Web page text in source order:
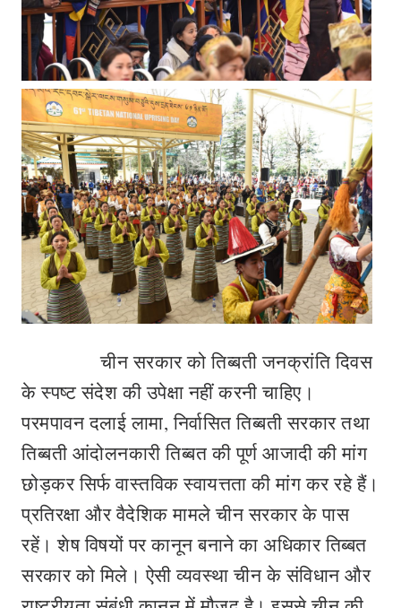
चीन सरकार को तिब्बती जनक्रांति दिवस
के स्पष्ट संदेश की उपेक्षा नहीं करनी चाहिए।
परमपावन दलाई लामा, निर्वासित तिब्बती सरकार तथा
तिब्बती आंदोलनकारी तिब्बत की पूर्ण आजादी की मांग
छोड़कर सिर्फ वास्तविक स्वायत्तता की मांग कर रहे हैं।
प्रतिरक्षा और वैदेशिक मामले चीन सरकार के पास
रहें। शेष विषयों पर कानून बनाने का अधिकार तिब्बत
सरकार को मिले। ऐसी व्यवस्था चीन के संविधान और